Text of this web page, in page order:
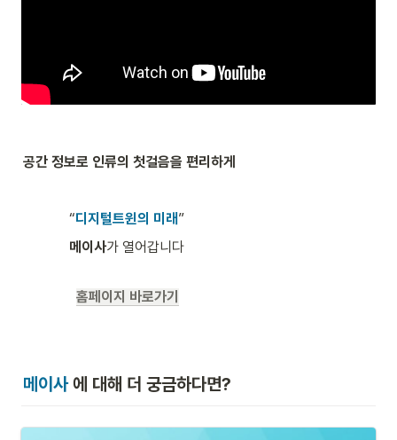
공간 정보로 인류의 첫걸음을 편리하게
             “
디지털트윈의 미래”
메이사가 열어갑니다
홈페이지 바로가기
메이사 에 대해 더 궁금하다면?